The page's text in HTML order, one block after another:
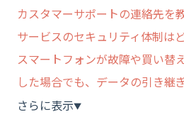
カスタマーサポートの連絡先を
サービスのセキュリティ体制は
スマートフォンが故障や買い替
した場合でも、データの引き継
さらに表示▼